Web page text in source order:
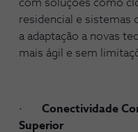
com soluções como
residencial e sistemas
a adaptação a novas
mais ágil e sem
· Conectividade
Superior